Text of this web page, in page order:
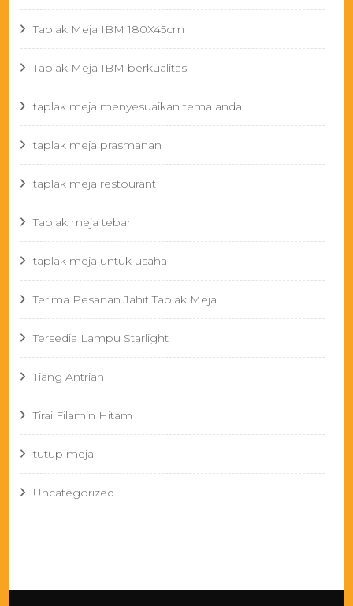
Taplak Meja IBM 180X45cm
Taplak Meja IBM berkualitas
taplak meja menyesuaikan tema anda
taplak meja prasmanan
taplak meja restourant
Taplak meja tebar
taplak meja untuk usaha
Terima Pesanan Jahit Taplak Meja
Tersedia Lampu Starlight
Tiang Antrian
Tirai Filamin Hitam
tutup meja
Uncategorized